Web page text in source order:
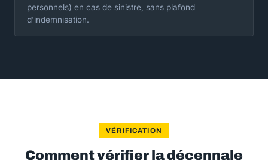
personnels) en cas de sinistre, sans plafond
d'indemnisation.
VÉRIFICATION
Comment vérifier la décennale